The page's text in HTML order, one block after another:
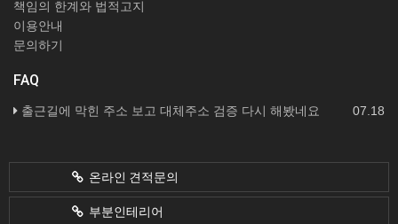
책임의 한계와 법적고지
이용안내
문의하기
FAQ
07.18
출근길에 막힌 주소 보고 대체주소 검증 다시 해봤네요
온라인 견적문의
부분인테리어